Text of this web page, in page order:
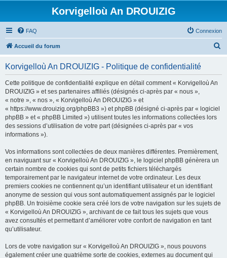
Korvigelloù An DROUIZIG
FAQ Connexion
Accueil du forum
Korvigelloù An DROUIZIG - Politique de confidentialité
Cette politique de confidentialité explique en détail comment « Korvigelloù An
DROUIZIG » et ses partenaires affiliés (désignés ci-après par « nous »,
« notre », « nos », « Korvigelloù An DROUIZIG » et
« https://www.drouizig.org/phpBB3 ») et phpBB (désigné ci-après par « logiciel
phpBB » et « phpBB Limited ») utilisent toutes les informations collectées lors
des sessions d’utilisation de votre part (désignées ci-après par « vos
informations »).
Vos informations sont collectées de deux manières différentes. Premièrement,
en naviguant sur « Korvigelloù An DROUIZIG », le logiciel phpBB génèrera un
certain nombre de cookies qui sont de petits fichiers téléchargés
temporairement par le navigateur internet de votre ordinateur. Les deux
premiers cookies ne contiennent qu’un identifiant utilisateur et un identifiant
anonyme de session qui vous sont automatiquement assignés par le logiciel
phpBB. Un troisième cookie sera créé lors de votre navigation sur les sujets de
« Korvigelloù An DROUIZIG », archivant de ce fait tous les sujets que vous
avez consultés et permettant d’améliorer votre confort de navigation en tant
qu’utilisateur.
Lors de votre navigation sur « Korvigelloù An DROUIZIG », nous pouvons
également créer une quatrième sorte de cookies, externes au document qui